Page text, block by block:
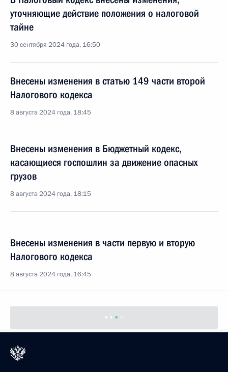
уточняющие действие положения о налоговой
тайне
30 сентября 2024 года, 16:50
Внесены изменения в статью 149 части второй
Налогового кодекса
8 августа 2024 года, 18:45
Внесены изменения в Бюджетный кодекс,
касающиеся госпошлин за движение опасных
грузов
8 августа 2024 года, 18:15
Внесены изменения в части первую и вторую
Налогового кодекса
8 августа 2024 года, 16:45